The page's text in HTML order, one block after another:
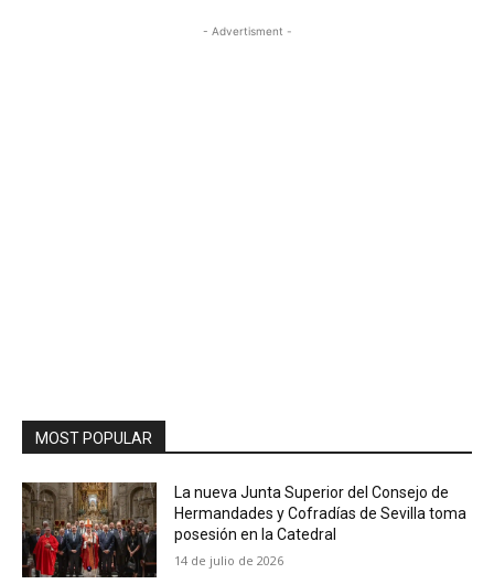
- Advertisment -
MOST POPULAR
La nueva Junta Superior del Consejo de
Hermandades y Cofradías de Sevilla toma
posesión en la Catedral
14 de julio de 2026